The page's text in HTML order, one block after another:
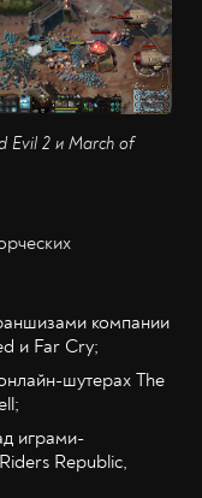
Evil 2 и March of
компании
и Far Cry;
шутерах The
играми-
Republic,